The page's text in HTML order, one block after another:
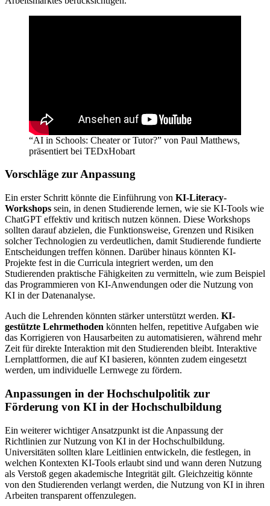
“AI in Schools: Cheater or Tutor?” von Paul Matthews,
präsentiert bei TEDxHobart
Vorschläge zur Anpassung
Ein erster Schritt könnte die Einführung von KI-Literacy-
Workshops sein, in denen Studierende lernen, wie sie KI-Tools wie
ChatGPT effektiv und kritisch nutzen können. Diese Workshops
sollten darauf abzielen, die Funktionsweise, Grenzen und Risiken
solcher Technologien zu verdeutlichen, damit Studierende fundierte
Entscheidungen treffen können. Darüber hinaus könnten KI-
Projekte fest in die Curricula integriert werden, um den
Studierenden praktische Fähigkeiten zu vermitteln, wie zum Beispiel
das Programmieren von KI-Anwendungen oder die Nutzung von
KI in der Datenanalyse.
Auch die Lehrenden könnten stärker unterstützt werden. KI-
gestützte Lehrmethoden könnten helfen, repetitive Aufgaben wie
das Korrigieren von Hausarbeiten zu automatisieren, während mehr
Zeit für direkte Interaktion mit den Studierenden bleibt. Interaktive
Lernplattformen, die auf KI basieren, könnten zudem eingesetzt
werden, um individuelle Lernwege zu fördern.
Anpassungen in der Hochschulpolitik zur
Förderung von KI in der Hochschulbildung
Ein weiterer wichtiger Ansatzpunkt ist die Anpassung der
Richtlinien zur Nutzung von KI in der Hochschulbildung.
Universitäten sollten klare Leitlinien entwickeln, die festlegen, in
welchen Kontexten KI-Tools erlaubt sind und wann deren Nutzung
als Verstoß gegen akademische Integrität gilt. Gleichzeitig könnte
von den Studierenden verlangt werden, die Nutzung von KI in ihren
Arbeiten transparent offenzulegen.